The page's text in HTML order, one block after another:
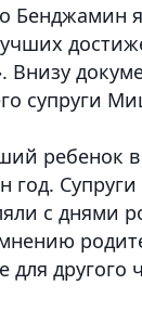
Бенджамин
супруги
ребенок в
год.
с днями
другого